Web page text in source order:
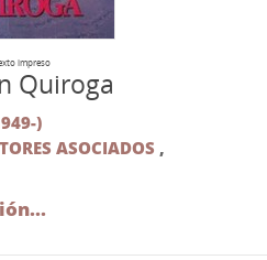
impreso
Quiroga
)
ASOCIADOS ,